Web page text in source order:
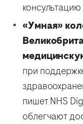
«Умная»
при
пишет NHS
облегчают